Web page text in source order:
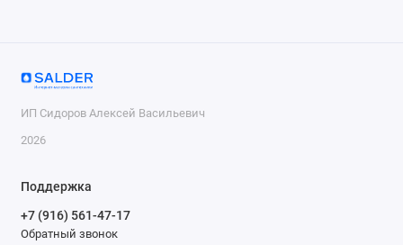
ИП Сидоров Алексей Васильевич
2026
Поддержка
+7 (916) 561-47-17
Обратный звонок